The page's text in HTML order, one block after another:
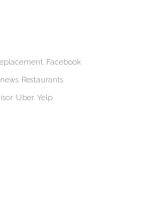
Facebook
news Restaurants
Uber Yelp